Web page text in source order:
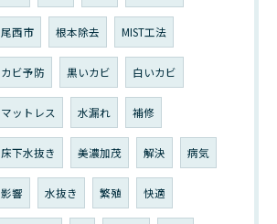
尾西市 根本除去 MIST工法
カビ予防 黒いカビ 白いカビ
マットレス 水漏れ 補修
床下水抜き 美濃加茂 解決 病気
影響 水抜き 繁殖 快適